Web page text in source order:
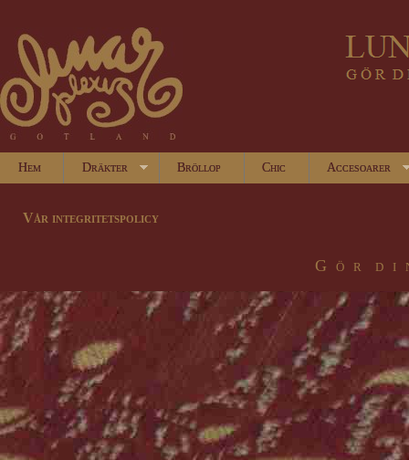
Hem Dräkter Bröllop Chic Accesoarer
Vår integritetspolicy
G ö r d i